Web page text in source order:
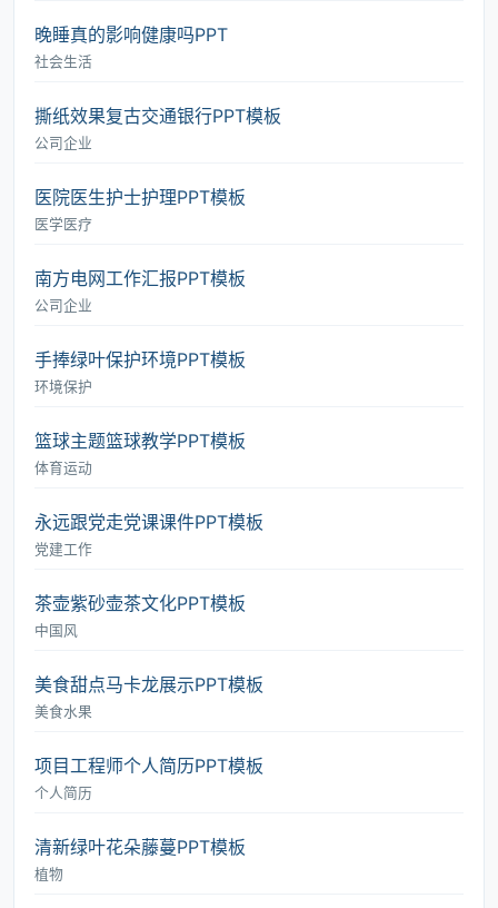
晚睡真的影响健康吗PPT
社会生活
撕纸效果复古交通银行PPT模板
公司企业
医院医生护士护理PPT模板
医学医疗
南方电网工作汇报PPT模板
公司企业
手捧绿叶保护环境PPT模板
环境保护
篮球主题篮球教学PPT模板
体育运动
永远跟党走党课课件PPT模板
党建工作
茶壶紫砂壶茶文化PPT模板
中国风
美食甜点马卡龙展示PPT模板
美食水果
项目工程师个人简历PPT模板
个人简历
清新绿叶花朵藤蔓PPT模板
植物